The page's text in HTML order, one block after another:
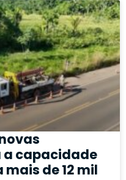
capacidade
de 12 mil